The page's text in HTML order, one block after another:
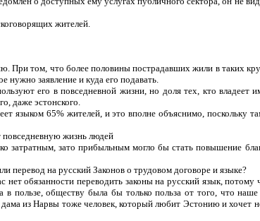
жителей.
При том, что более половины пострадавших жили в таких
заявление и куда его подавать.
его в повседневной жизни, но доля тех, кто
даже эстонского.
65% жителей, и это вполне объяснимо, поскольку
повседневную жизнь людей
затратным, зато прибыльным могло бы стать повышение
перевод на русский Законов о трудовом договоре и языке?
обязанности переводить законы на русский язык, потому
пользе, обществу была бы только польза от того, что
из Нарвы тоже человек, который любит Эстонию и